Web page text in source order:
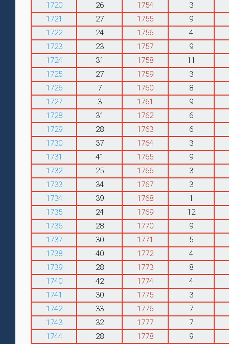
1720
26 1754
3
1721
27 1755
9
1722
24 1756
4
1723
23 1757
9
1724
31 1758
11
1725
27 1759
3
1726
7 1760
8
1727
3 1761
9
1728
31 1762
6
1729
28 1763
6
1730
37 1764
3
1731
41 1765
9
1732
25 1766
3
1733
34 1767
3
1734
39 1768
1
1735
24 1769
12
1736
28 1770
9
1737
30 1771
5
1738
40 1772
4
1739
28 1773
8
1740
42 1774
4
1741
30 1775
3
1742
33 1776
7
1743
32 1777
7
1744
28 1778 9